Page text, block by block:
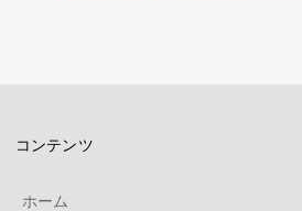
コンテンツ
ホーム